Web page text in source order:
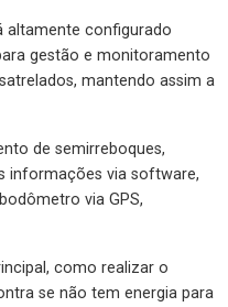
altamente configurado
gestão e monitoramento
mantendo assim a
de semirreboques,
informações via software,
via GPS,
como realizar o
se não tem energia para